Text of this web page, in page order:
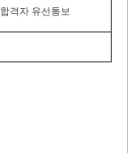
합격자 유선통보